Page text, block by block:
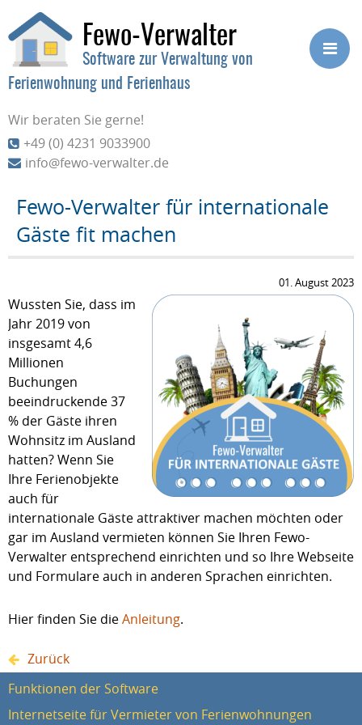
Fewo-Verwalter
Software zur Verwaltung von
Ferienwohnung und Ferienhaus
Wir beraten Sie gerne!
+49 (0) 4231 9033900
info@fewo-verwalter.de
Fewo-Verwalter für internationale
Gäste fit machen
01. August 2023
Wussten Sie, dass im
Jahr 2019 von
insgesamt 4,6
Millionen
Buchungen
beeindruckende 37
% der Gäste ihren
Wohnsitz im Ausland
hatten? Wenn Sie
Ihre Ferienobjekte
auch für
internationale Gäste attraktiver machen möchten oder
gar im Ausland vermieten können Sie Ihren Fewo-
Verwalter entsprechend einrichten und so Ihre Webseite
und Formulare auch in anderen Sprachen einrichten.
Hier finden Sie dieAnleitung.
Zurück
Funktionen der Software
Internetseite für Vermieter von Ferienwohnungen